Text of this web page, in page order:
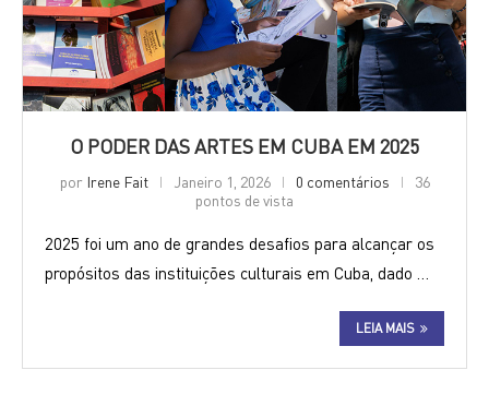
O PODER DAS ARTES EM CUBA EM 2025
por Irene Fait Janeiro 1, 2026 0 comentários
36
pontos de vista
2025 foi um ano de grandes desafios para alcançar os
propósitos das instituições culturais em Cuba, dado …
LEIA MAIS